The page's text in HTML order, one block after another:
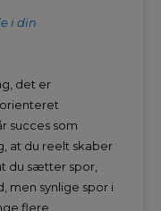
i din
det er
succes som
at du reelt skaber
du sætter spor,
men synlige spor i
flere